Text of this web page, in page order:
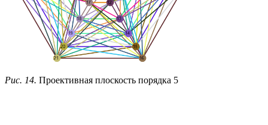
Рис. 14. Проективная плоскость порядка 5